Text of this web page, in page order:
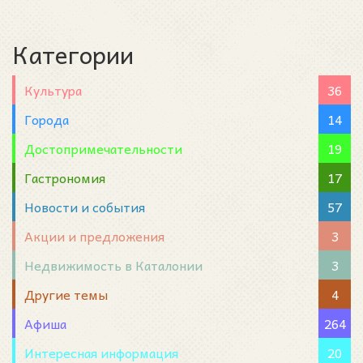
Категории
Культура
36
Города
14
Достопримечательности
19
Гастрономия
17
Новости и события
57
Акции и предложения
3
Недвижимость в Каталонии
3
Другие темы
4
Афиша
264
Интересная информация
20